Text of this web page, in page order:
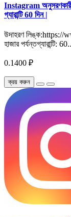
Instagram অনুসরণকারী
গ্যারান্টি 60 দিন |
উদাহরণ লিঙ্ক:https://
হাজার পর্যন্তগ্যারান্টি: 60..
0.1400 ₽
ক্রয় করুন